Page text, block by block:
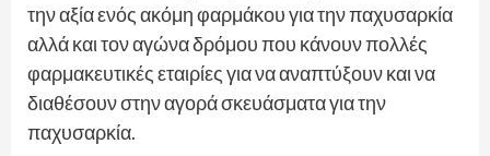
την αξία ενός ακόμη φαρμάκου για την παχυσαρκία
αλλά και τον αγώνα δρόμου που κάνουν πολλές
φαρμακευτικές εταιρίες για να αναπτύξουν και να
διαθέσουν στην αγορά σκευάσματα για την
παχυσαρκία.